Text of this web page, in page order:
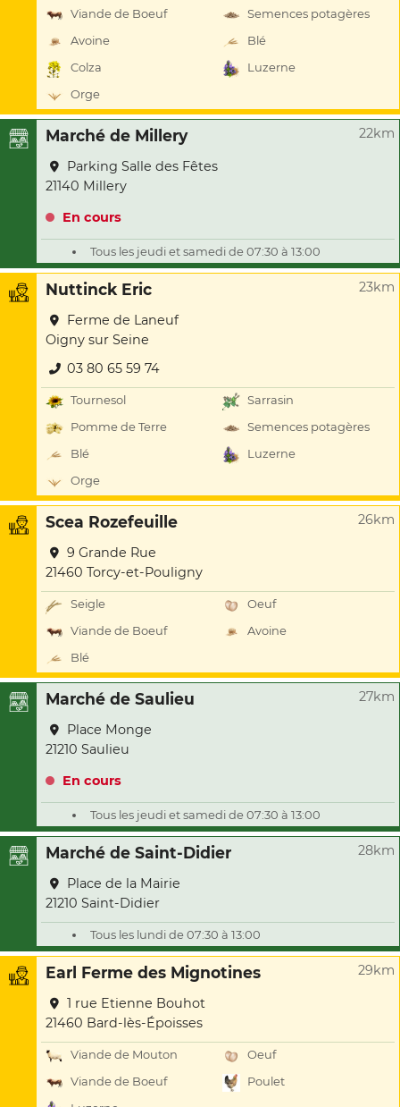
Viande de Boeuf
Semences potagères
Avoine
Blé
Colza
Luzerne
Orge
Marché de Millery 22km
Parking Salle des Fêtes
21140 Millery
En cours
Tous les jeudi et samedi de 07:30 à 13:00
Nuttinck Eric 23km
Ferme de Laneuf
Oigny sur Seine
03 80 65 59 74
Tournesol
Sarrasin
Pomme de Terre
Semences potagères
Blé
Luzerne
Orge
Scea Rozefeuille 26km
9 Grande Rue
21460 Torcy-et-Pouligny
Seigle
Oeuf
Viande de Boeuf
Avoine
Blé
Marché de Saulieu 27km
Place Monge
21210 Saulieu
En cours
Tous les jeudi et samedi de 07:30 à 13:00
Marché de Saint-Didier 28km
Place de la Mairie
21210 Saint-Didier
Tous les lundi de 07:30 à 13:00
Earl Ferme des Mignotines 29km
1 rue Etienne Bouhot
21460 Bard-lès-Époisses
Viande de Mouton
Oeuf
Viande de Boeuf
Poulet